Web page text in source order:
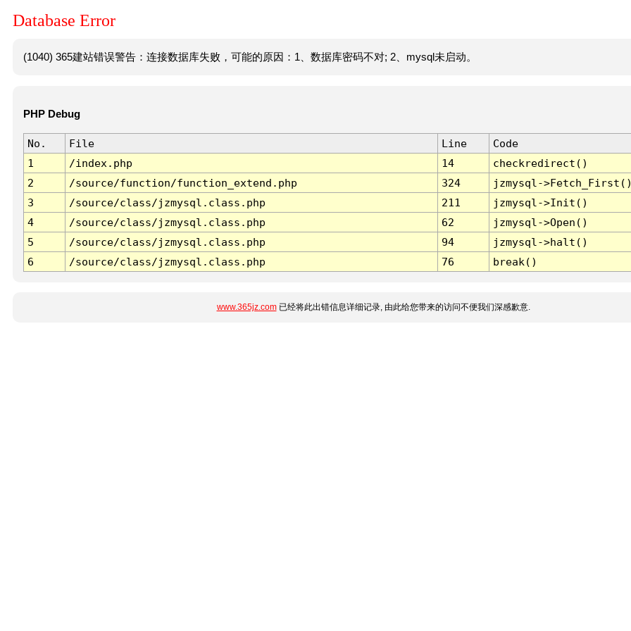
Database Error
(1040) 365建站错误警告：连接数据库失败，可能的原因：1、数据库密码不对; 2、mysql未启动。
PHP Debug
No. File Line
Code
1
/index.php 14
checkredirect()
2
/source/function/function_extend.php 324
jzmysql-
3
/source/class/jzmysql.class.php 211
jzmysql->Init()
4
/source/class/jzmysql.class.php 62
jzmysql->Open()
5
/source/class/jzmysql.class.php 94
jzmysql->halt()
6
/source/class/jzmysql.class.php 76 break()
www.365jz.com已经将此出错信息详细记录, 由此给您带来的访问不便我们深感歉意.